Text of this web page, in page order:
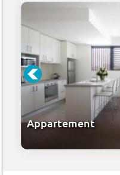
Appartement